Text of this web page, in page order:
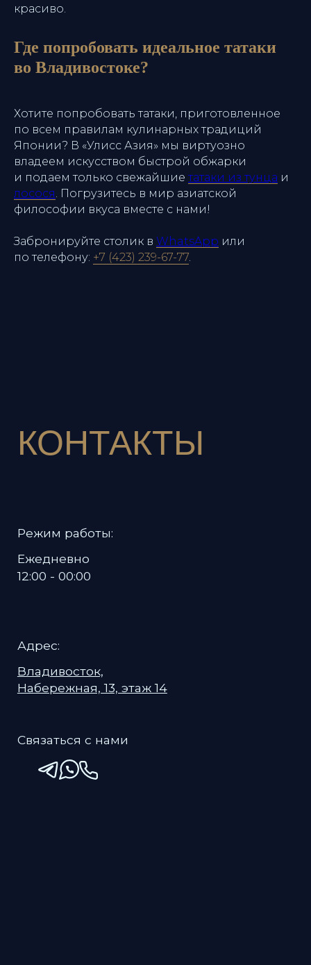
красиво.
Где попробовать идеальное татаки
во Владивостоке?
Хотите попробовать татаки, приготовленное
по всем правилам кулинарных традиций
Японии? В «Улисс Азия» мы виртуозно
владеем искусством быстрой обжарки
и подаем только свежайшиетатаки из тунца и
лосося. Погрузитесь в мир азиатской
философии вкуса вместе с нами!
Забронируйте столик в WhatsApp или
по телефону: +7 (423) 239-67-77.
Связаться с нами
Владивосток,
Набережная, 13, этаж 14
персональных данных
Пользовательское соглашение